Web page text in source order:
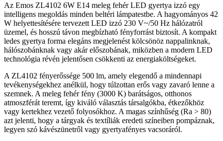
Az Emos ZL4102 6W E14 meleg fehér LED gyertya izzó egy
intelligens megoldás minden beltéri lámpatestbe. A hagyományos 42
W helyettesítésére tervezett LED izzó 230 V~/50 Hz hálózatról
üzemel, és hosszú távon megbízható fényforrást biztosít. A kompakt
ledes gyertya forma elegáns megjelenést kölcsönöz nappalinknak,
hálószobánknak vagy akár előszobának, miközben a modern LED
technológia révén jelentősen csökkenti az energiaköltségeket.
A ZL4102 fényerőssége 500 lm, amely elegendő a mindennapi
tevékenységekhez anélkül, hogy túlzottan erős vagy zavaró lenne a
szemnek. A meleg fehér fény (3000 K) barátságos, otthonos
atmoszférát teremt, így kiváló választás társalgókba, étkezőkhöz
vagy kertekhez vezető folyosókhoz. A magas színhűség (Ra > 80)
azt jelenti, hogy a tárgyak és textíliák eredeti színeiben pompáznak,
legyen szó kávészünetről vagy gyertyafényes vacsoráról.